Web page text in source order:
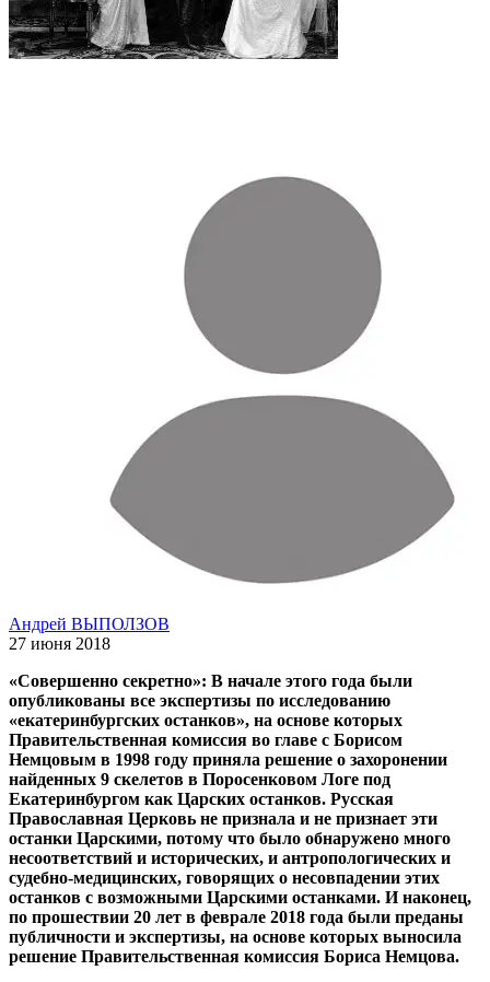
Андрей ВЫПОЛЗОВ
27 июня 2018
«Совершенно секретно»: В начале этого года были
опубликованы все экспертизы по исследованию
«екатеринбургских останков», на основе которых
Правительственная комиссия во главе с Борисом
Немцовым в 1998 году приняла решение о захоронении
найденных 9 скелетов в Поросенковом Логе под
Екатеринбургом как Царских останков. Русская
Православная Церковь не признала и не признает эти
останки Царскими, потому что было обнаружено много
несоответствий и исторических, и антропологических и
судебно-медицинских, говорящих о несовпадении этих
останков с возможными Царскими останками. И наконец,
по прошествии 20 лет в феврале 2018 года были преданы
публичности и экспертизы, на основе которых выносила
решение Правительственная комиссия Бориса Немцова.